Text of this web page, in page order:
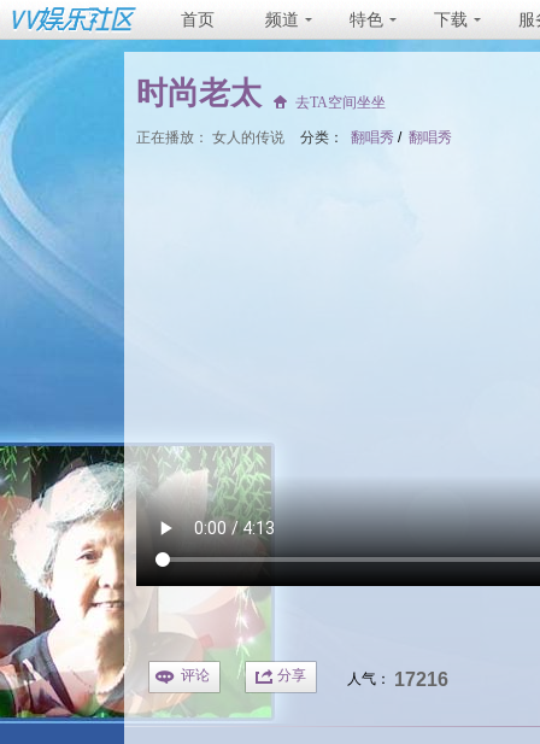
首页 频道 特色 下载 服
时尚老太 去TA空间坐坐
正在播放： 女人的传说 分类： 翻唱秀 / 翻唱秀
评论 分享 人气： 17216